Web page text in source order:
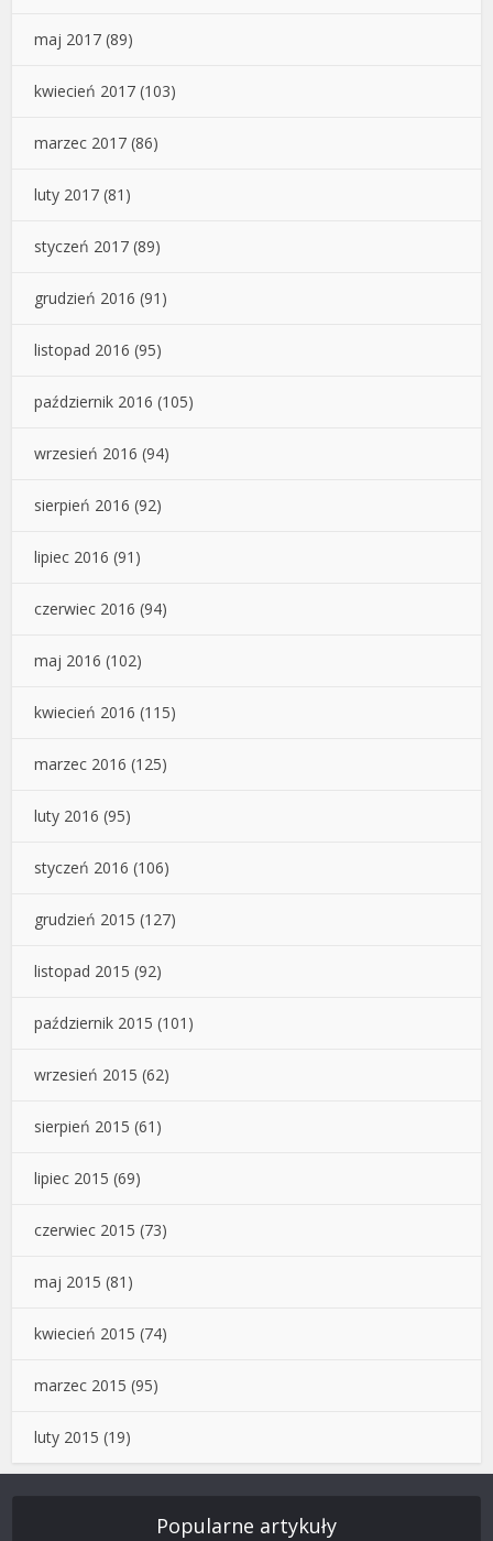
maj 2017 (89)
kwiecień 2017 (103)
marzec 2017 (86)
luty 2017 (81)
styczeń 2017 (89)
grudzień 2016 (91)
listopad 2016 (95)
październik 2016 (105)
wrzesień 2016 (94)
sierpień 2016 (92)
lipiec 2016 (91)
czerwiec 2016 (94)
maj 2016 (102)
kwiecień 2016 (115)
marzec 2016 (125)
luty 2016 (95)
styczeń 2016 (106)
grudzień 2015 (127)
listopad 2015 (92)
październik 2015 (101)
wrzesień 2015 (62)
sierpień 2015 (61)
lipiec 2015 (69)
czerwiec 2015 (73)
maj 2015 (81)
kwiecień 2015 (74)
marzec 2015 (95)
luty 2015 (19)
Popularne artykuły